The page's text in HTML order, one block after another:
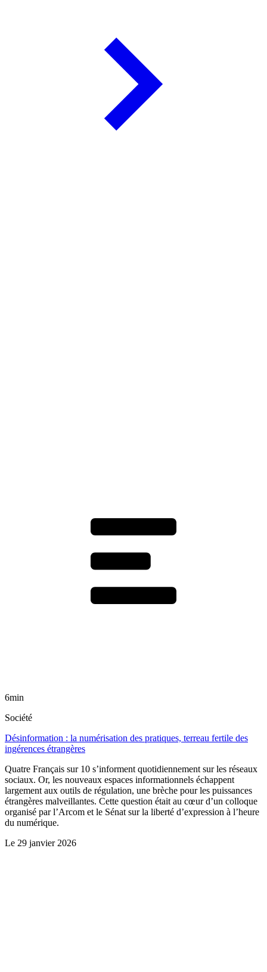
6min
Société
Désinformation : la numérisation des pratiques, terreau fertile des
ingérences étrangères
Quatre Français sur 10 s’informent quotidiennement sur les réseaux
sociaux. Or, les nouveaux espaces informationnels échappent
largement aux outils de régulation, une brèche pour les puissances
étrangères malveillantes. Cette question était au cœur d’un colloque
organisé par l’Arcom et le Sénat sur la liberté d’expression à l’heure
du numérique.
Le 29 janvier 2026